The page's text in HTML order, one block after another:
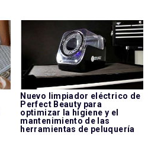
Nuevo limpiador eléctrico de
Perfect Beauty para
optimizar la higiene y el
mantenimiento de las
herramientas de peluquería